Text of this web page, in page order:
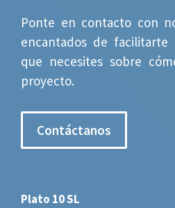
Ponte en contacto con
encantados de
que necesites sobre
proyecto.
Contáctanos
Plato 10 SL